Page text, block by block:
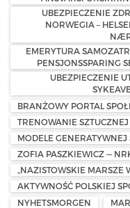
UBEZPIECZENIE
NORWEGIA –
EMERYTURA
PENSJONSSPARING
UBEZPIECZENIE
BRANŻOWY PORTAL
TRENOWANIE
MODELE
ZOFIA PASZKIEWICZ —
„NAZISTOWSKIE MARSZE
AKTYWNOŚĆ POLSKIEJ
NYHETSMORGEN